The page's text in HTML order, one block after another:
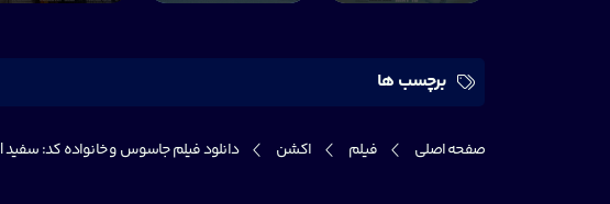
برچسب ها
صفحه اصلی فیلم اکشن دانلود فیلم جاسوس و خانواده کد: سفید | Spy x Family Code: White